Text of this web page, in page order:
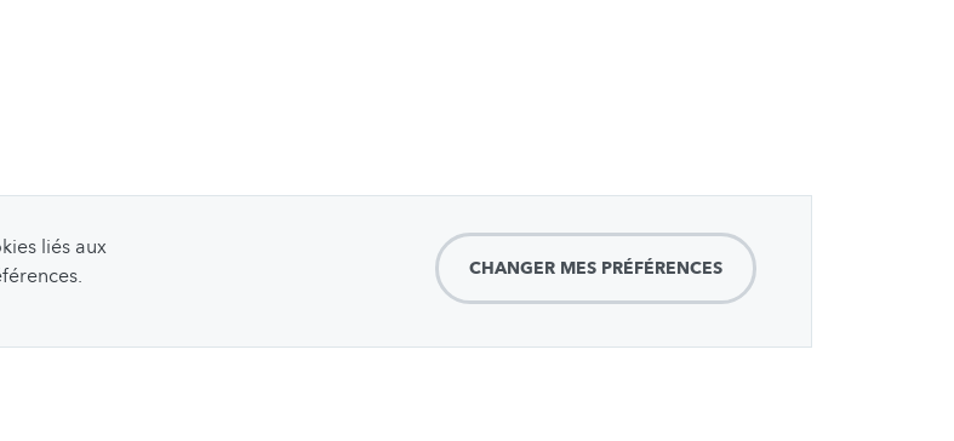
liés aux
CHANGER MES PRÉFÉRENCES